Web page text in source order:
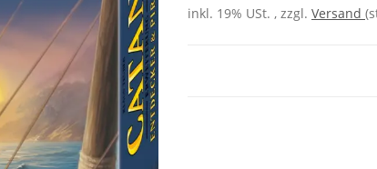
inkl. 19% USt. , zzgl. Versand